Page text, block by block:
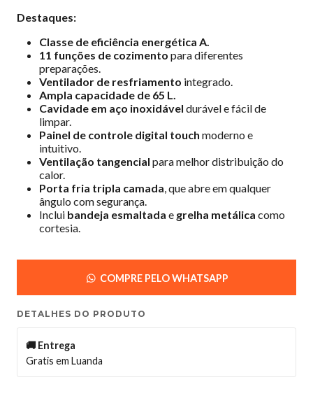
Destaques:
Classe de eficiência energética A.
11 funções de cozimento para diferentes
preparações.
Ventilador de resfriamento integrado.
Ampla capacidade de 65 L.
Cavidade em aço inoxidável durável e fácil de
limpar.
Painel de controle digital touch moderno e
intuitivo.
Ventilação tangencial para melhor distribuição do
calor.
Porta fria tripla camada , que abre em qualquer
ângulo com segurança.
Inclui bandeja esmaltada e grelha metálica como
cortesia.
COMPRE PELO WHATSAPP
DETALHES DO PRODUTO
🚚 Entrega
Gratis em Luanda